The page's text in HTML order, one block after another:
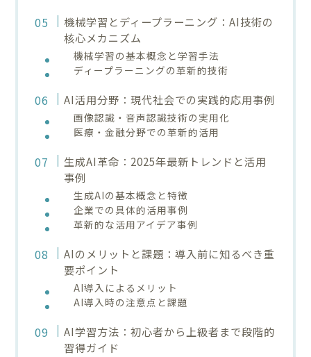
機械学習とディープラーニング：AI技術の
核心メカニズム
機械学習の基本概念と学習手法
ディープラーニングの革新的技術
AI活用分野：現代社会での実践的応用事例
画像認識・音声認識技術の実用化
医療・金融分野での革新的活用
生成AI革命：2025年最新トレンドと活用
事例
生成AIの基本概念と特徴
企業での具体的活用事例
革新的な活用アイデア事例
AIのメリットと課題：導入前に知るべき重
要ポイント
AI導入によるメリット
AI導入時の注意点と課題
AI学習方法：初心者から上級者まで段階的
習得ガイド